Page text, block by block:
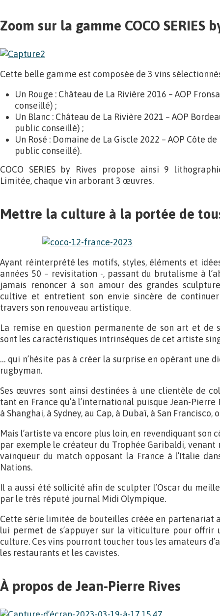
Zoom sur la gamme COCO SERIES
Cette belle gamme est composée de 3 vins
Un Rouge : Château de La Rivière 2016 – AOP
conseillé) ;
Un Blanc : Château de La Rivière 2021 – AOP
public conseillé) ;
Un Rosé : Domaine de La Giscle 2022 – AOP Côte
public conseillé).
COCO SERIES by Rives propose ainsi 9
Limitée, chaque vin arborant 3 œuvres.
Mettre la culture à la portée de
Ayant réinterprété les motifs, styles, éléments et
années 50 – revisitation -, passant du brutalisme à
jamais renoncer à son amour des grandes
cultive et entretient son envie sincère de
travers son renouveau artistique.
La remise en question permanente de son art et de
sont les caractéristiques intrinsèques de cet artiste
… qui n’hésite pas à créer la surprise en opérant une
rugbyman.
Ses œuvres sont ainsi destinées à une clientèle de
tant en France qu’à l’international puisque Jean-Pierre
à Shanghai, à Sydney, au Cap, à Dubaï, à San Francisco,
Mais l’artiste va encore plus loin, en revendiquant son
par exemple le créateur du Trophée Garibaldi, venant
vainqueur du match opposant la France à l’Italie
Nations.
Il a aussi été sollicité afin de sculpter l’Oscar du
par le très réputé journal Midi Olympique.
Cette série limitée de bouteilles créée en partenariat
lui permet de s’appuyer sur la viticulture pour offrir
culture. Ces vins pourront toucher tous les amateurs
les restaurants et les cavistes.
À propos de Jean-Pierre Rives